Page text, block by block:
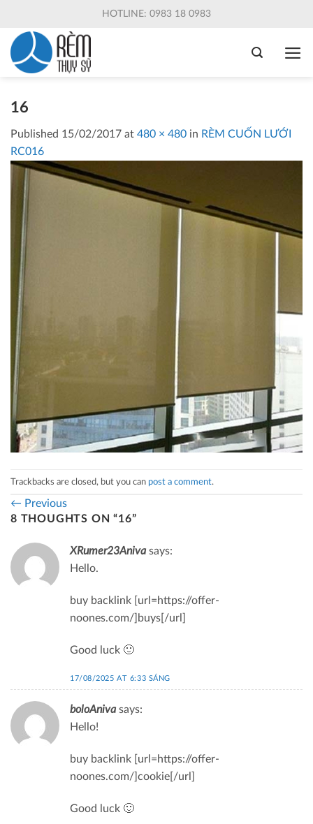
content
HOTLINE: 0983 18 0983
16
Published 15/02/2017 at 480 × 480 in RÈM CUỐN LƯỚI
RC016
Trackbacks are closed, but you can post a comment.
← Previous
8 THOUGHTS ON “16”
XRumer23Aniva says:
Hello.
buy backlink [url=https://offer-
noones.com/]buys[/url]
Good luck 🙂
17/08/2025 AT 6:33 SÁNG
boloAniva says:
Hello!
buy backlink [url=https://offer-
noones.com/]cookie[/url]
Good luck 🙂